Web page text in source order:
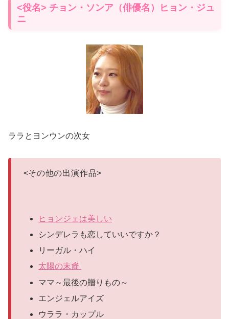
<役名> チョン・ソンア（俳優名）ヒョン・ジュ
ニ
ララとヨンウンの次女
<その他の出演作品>
ヒョンジェは美しい
シンデレラも恋していいですか？
リーガル・ハイ
太陽の末裔
ママ～最後の贈りもの～
エンジェルアイズ
ウララ・カップル